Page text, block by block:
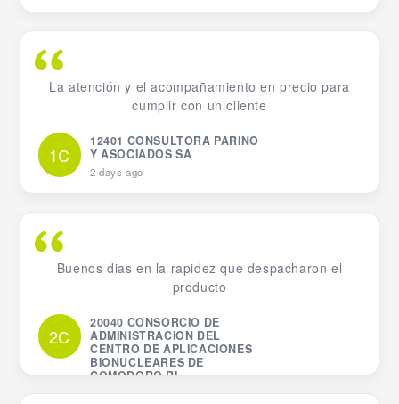
La atención y el acompañamiento en precio para
cumplir con un cliente
1C
12401 CONSULTORA PARINO
Y ASOCIADOS SA
2 days ago
Buenos dias en la rapidez que despacharon el
producto
2C
20040 CONSORCIO DE
ADMINISTRACION DEL
CENTRO DE APLICACIONES
BIONUCLEARES DE
COMODORO RI
Last week